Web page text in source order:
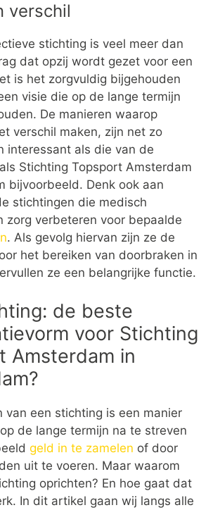
verschil
stichting is veel meer dan
dat opzij wordt gezet voor een
is het zorgvuldig bijgehouden
visie die op de lange termijn
De manieren waarop
verschil maken, zijn net zo
interessant als die van de
Stichting Topsport Amsterdam
bijvoorbeeld. Denk ook aan
stichtingen die medisch
zorg verbeteren voor bepaalde
. Als gevolg hiervan zijn ze de
het bereiken van doorbraken in
ze een belangrijke functie.
de beste
voor Stichting
Amsterdam in
van een stichting is een manier
de lange termijn na te streven
geld in te zamelen of door
uit te voeren. Maar waarom
oprichten? En hoe gaat dat
In dit artikel gaan wij langs alle